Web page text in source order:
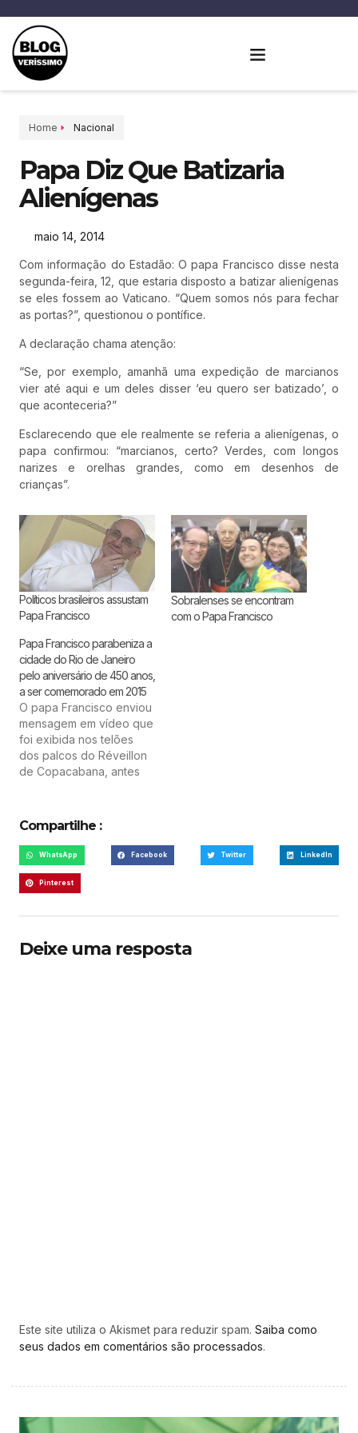
Home Nacional
Papa Diz Que Batizaria
Alienígenas
maio 14, 2014
Com informação do Estadão: O papa Francisco disse nesta
segunda-feira, 12, que estaria disposto a batizar alienígenas
se eles fossem ao Vaticano. “Quem somos nós para fechar
as portas?”, questionou o pontífice.
A declaração chama atenção:
“Se, por exemplo, amanhã uma expedição de marcianos
vier até aqui e um deles disser ‘eu quero ser batizado’, o
que aconteceria?”
Esclarecendo que ele realmente se referia a alienígenas, o
papa confirmou: “marcianos, certo? Verdes, com longos
narizes e orelhas grandes, como em desenhos de
crianças”.
Políticos brasileiros assustam
Papa Francisco
Sobralenses se encontram
com o Papa Francisco
Papa Francisco parabeniza a
cidade do Rio de Janeiro
pelo aniversário de 450 anos,
a ser comemorado em 2015
O papa Francisco enviou
mensagem em vídeo que
foi exibida nos telões
dos palcos do Réveillon
de Copacabana, antes
cidade pelo seu
aniversário de 450 anos,
comemorado em 2015.
Compartilhe :
WhatsApp Facebook Twitter LinkedIn
Pinterest
Deixe uma resposta
Este site utiliza o Akismet para reduzir spam. Saiba como
seus dados em comentários são processados.